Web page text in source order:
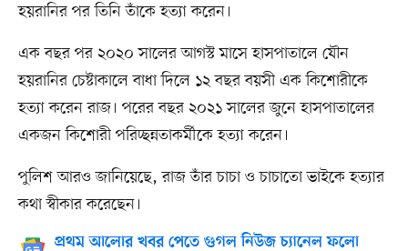
হয়রানির পর তিনি তাঁকে হত্যা করেন।
এক বছর পর ২০২০ সালের আগস্ট মাসে হাসপাতালে যৌন
হয়রানির চেষ্টাকালে বাধা দিলে ১২ বছর বয়সী এক কিশোরীকে
হত্যা করেন রাজ। পরের বছর ২০২১ সালের জুনে হাসপাতালের
একজন কিশোরী পরিচ্ছন্নতাকর্মীকে হত্যা করেন।
পুলিশ আরও জানিয়েছে, রাজ তাঁর চাচা ও চাচাতো ভাইকে হত্যার
কথা স্বীকার করেছেন।
প্রথম আলোর খবর পেতে গুগল নিউজ চ্যানেল ফলো